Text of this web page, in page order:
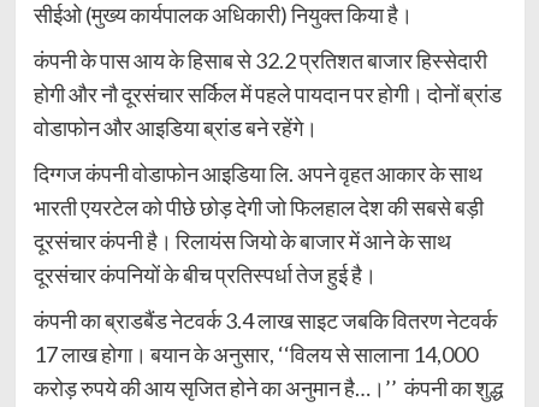
सीईओ (मुख्य कार्यपालक अधिकारी) नियुक्त किया है।
कंपनी के पास आय के हिसाब से 32.2 प्रतिशत बाजार हिस्सेदारी
होगी और नौ दूरसंचार सर्किल में पहले पायदान पर होगी। दोनों ब्रांड
वोडाफोन और आइडिया ब्रांड बने रहेंगे।
दिग्गज कंपनी वोडाफोन आइडिया लि. अपने वृहत आकार के साथ
भारती एयरटेल को पीछे छोड़ देगी जो फिलहाल देश की सबसे बड़ी
दूरसंचार कंपनी है। रिलायंस जियो के बाजार में आने के साथ
दूरसंचार कंपनियों के बीच प्रतिस्पर्धा तेज हुई है।
कंपनी का ब्राडबैंड नेटवर्क 3.4 लाख साइट जबकि वितरण नेटवर्क
17 लाख होगा। बयान के अनुसार, ‘‘विलय से सालाना 14,000
करोड़ रुपये की आय सृजित होने का अनुमान है…।’’ कंपनी का शुद्ध